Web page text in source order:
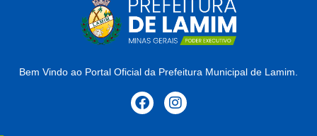
Bem Vindo ao Portal Oficial da Prefeitura Municipal de Lamim.